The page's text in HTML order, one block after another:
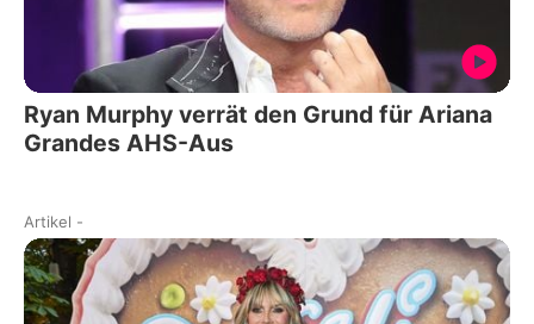
Ryan Murphy verrät den Grund für Ariana
Grandes AHS-Aus
Artikel -